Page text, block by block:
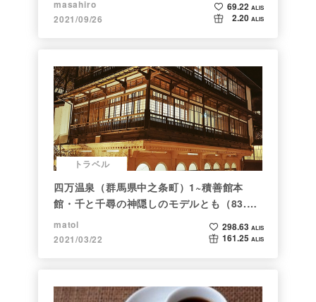
masahiro
2021/09/26
69.22 ALIS
2.20 ALIS
トラベル
四万温泉（群馬県中之条町）1~積善館本
館・千と千尋の神隠しのモデルとも（83.と
らべるショット）
matol
2021/03/22
298.63 ALIS
161.25 ALIS